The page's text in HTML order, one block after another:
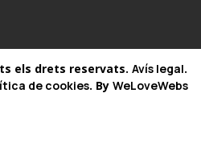
els drets reservats. Avís legal.
de cookies. By WeLoveWebs